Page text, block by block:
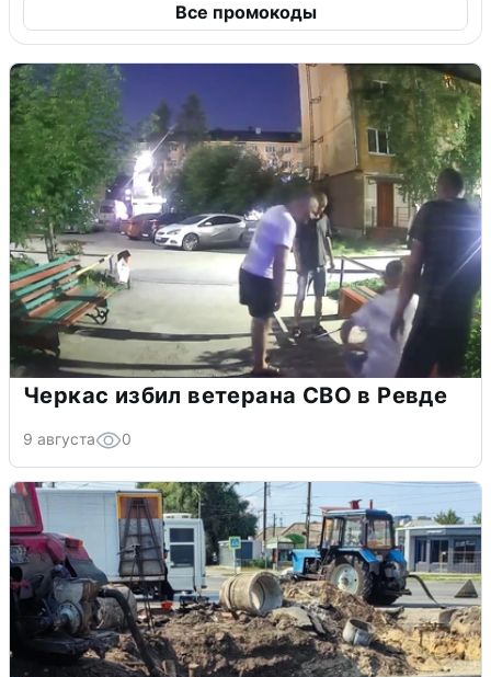
Все промокоды
Черкас избил ветерана СВО в Ревде
9 августа 0